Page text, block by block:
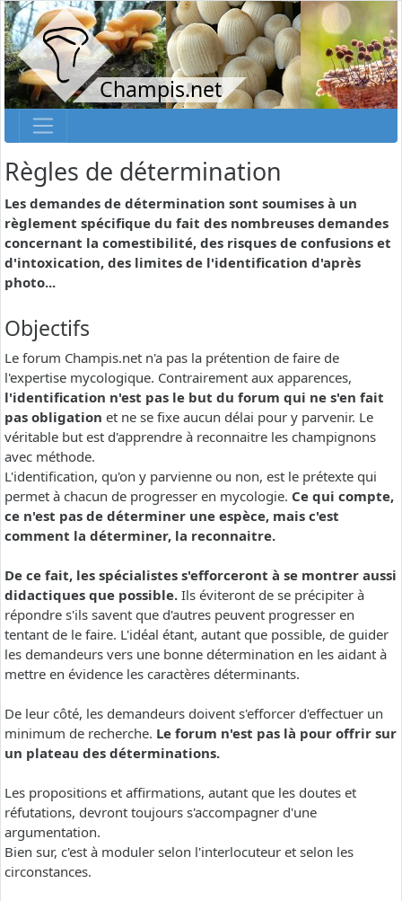
Champis.net
Règles de détermination
Les demandes de détermination sont soumises à un
règlement spécifique du fait des nombreuses demandes
concernant la comestibilité, des risques de confusions et
d'intoxication, des limites de l'identification d'après
photo...
Objectifs
Le forum Champis.net n'a pas la prétention de faire de
l'expertise mycologique. Contrairement aux apparences,
l'identification n'est pas le but du forum qui ne s'en fait
pas obligation et ne se fixe aucun délai pour y parvenir. Le
véritable but est d'apprendre à reconnaitre les champignons
avec méthode.
L'identification, qu'on y parvienne ou non, est le prétexte qui
permet à chacun de progresser en mycologie. Ce qui compte,
ce n'est pas de déterminer une espèce, mais c'est
comment la déterminer, la reconnaitre.
De ce fait, les spécialistes s'efforceront à se montrer aussi
didactiques que possible. Ils éviteront de se précipiter à
répondre s'ils savent que d'autres peuvent progresser en
tentant de le faire. L'idéal étant, autant que possible, de guider
les demandeurs vers une bonne détermination en les aidant à
mettre en évidence les caractères déterminants.
De leur côté, les demandeurs doivent s'efforcer d'effectuer un
minimum de recherche. Le forum n'est pas là pour offrir sur
un plateau des déterminations.
Les propositions et affirmations, autant que les doutes et
réfutations, devront toujours s'accompagner d'une
argumentation.
Bien sur, c'est à moduler selon l'interlocuteur et selon les
circonstances.